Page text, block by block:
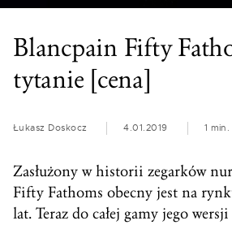
Blancpain Fifty
tytanie [cena]
Łukasz Doskocz 4.01.2019 1 min.
Zasłużony w historii zegarków
Fifty Fathoms obecny jest na
lat. Teraz do całej gamy jego